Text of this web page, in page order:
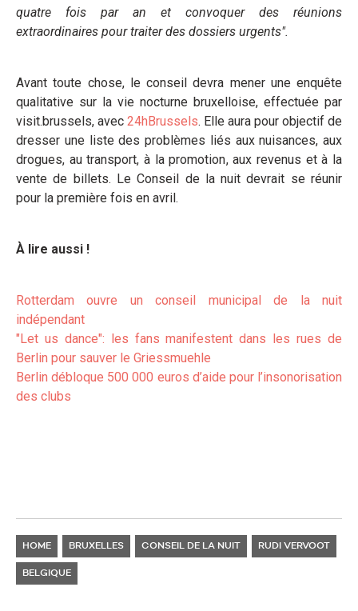
quatre fois par an et convoquer des réunions
extraordinaires pour traiter des dossiers urgents".
Avant toute chose, le conseil devra mener une enquête
qualitative sur la vie nocturne bruxelloise, effectuée par
visit.brussels, avec 24hBrussels. Elle aura pour objectif de
dresser une liste des problèmes liés aux nuisances, aux
drogues, au transport, à la promotion, aux revenus et à la
vente de billets. Le Conseil de la nuit devrait se réunir
pour la première fois en avril.
À lire aussi !
Rotterdam ouvre un conseil municipal de la nuit
indépendant
"Let us dance": les fans manifestent dans les rues de
Berlin pour sauver le Griessmuehle
Berlin débloque 500 000 euros d’aide pour l’insonorisation
des clubs
HOME BRUXELLES CONSEIL DE LA NUIT RUDI VERVOOT
BELGIQUE